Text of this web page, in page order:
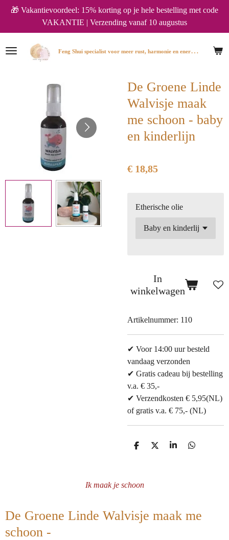
Ga
naar
de
hoofdinhoud
F
eng Shui specialist voor meer rust, harmonie en energie in huis.
🎁 Vakantievoordeel: 15% korting op je hele bestelling met code
VAKANTIE | Verzending vanaf 10 augustus
De Groene Linde
Walvisje maak
me schoon - baby
en kinderlijn
€ 18,85
Etherische olie
In
winkelwagen
Artikelnummer: 110
✔ Voor 14:00 uur besteld
vandaag verzonden
✔ Gratis cadeau bij bestelling
v.a. € 35,-
✔ Verzendkosten € 5,95(NL)
of gratis v.a. € 75,- (NL)
D
D
S
D
Ik maak je schoon
De Groene Linde Walvisje maak me
schoon -